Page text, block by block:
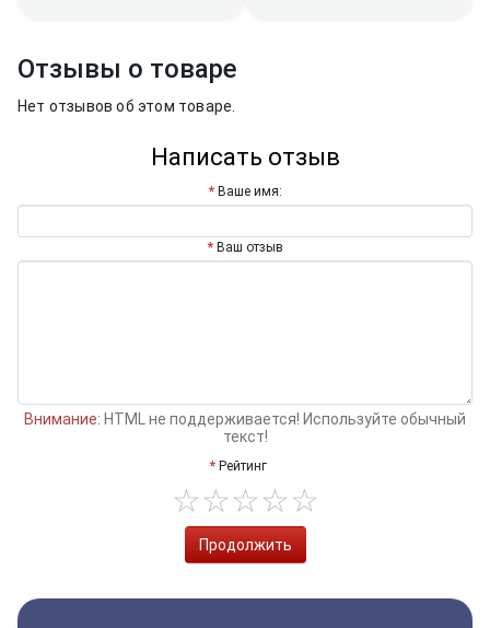
Отзывы о товаре
Нет отзывов об этом товаре.
Написать отзыв
Ваше имя:
Ваш отзыв
Внимание: HTML не поддерживается! Используйте обычный
текст!
Рейтинг
Продолжить